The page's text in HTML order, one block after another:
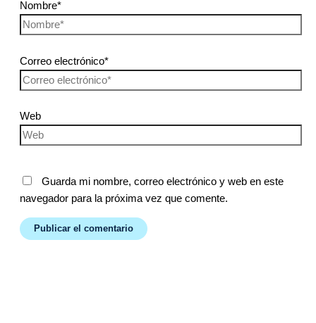
Nombre*
Correo electrónico*
Web
Guarda mi nombre, correo electrónico y web en este
navegador para la próxima vez que comente.